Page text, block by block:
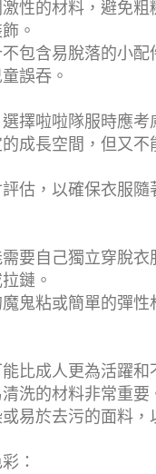
性的材料，避免粗
。
包含易脫落的小配
誤吞。
擇啦啦隊服時應考
成長空間，但又不
估，以確保衣服隨
要自己獨立穿脫衣
鏈。
鬼粘或簡單的彈性
比成人更為活躍
洗的材料非常重要
易於去污的面料，
：